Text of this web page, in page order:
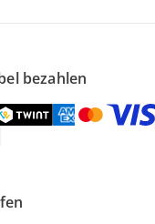
bezahlen